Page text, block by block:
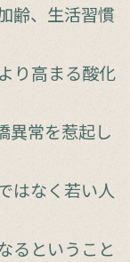
齢、生活習慣
り高まる酸化
異常を惹起し
はなく若い人
るということ